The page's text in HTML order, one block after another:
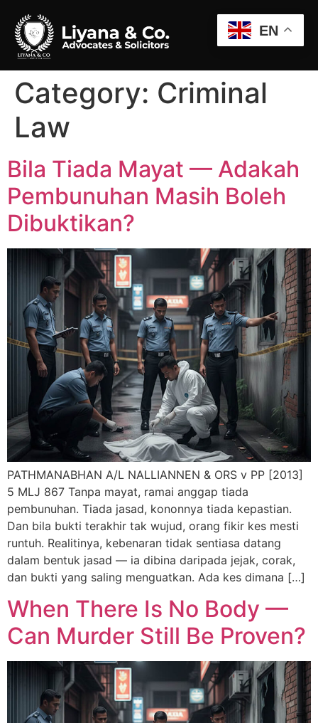
Category: Criminal
Law
Bila Tiada Mayat — Adakah
Pembunuhan Masih Boleh
Dibuktikan?
PATHMANABHAN A/L NALLIANNEN & ORS v PP [2013]
5 MLJ 867 Tanpa mayat, ramai anggap tiada
pembunuhan. Tiada jasad, kononnya tiada kepastian.
Dan bila bukti terakhir tak wujud, orang fikir kes mesti
runtuh. Realitinya, kebenaran tidak sentiasa datang
dalam bentuk jasad — ia dibina daripada jejak, corak,
dan bukti yang saling menguatkan. Ada kes dimana […]
When There Is No Body —
Can Murder Still Be Proven?
EN